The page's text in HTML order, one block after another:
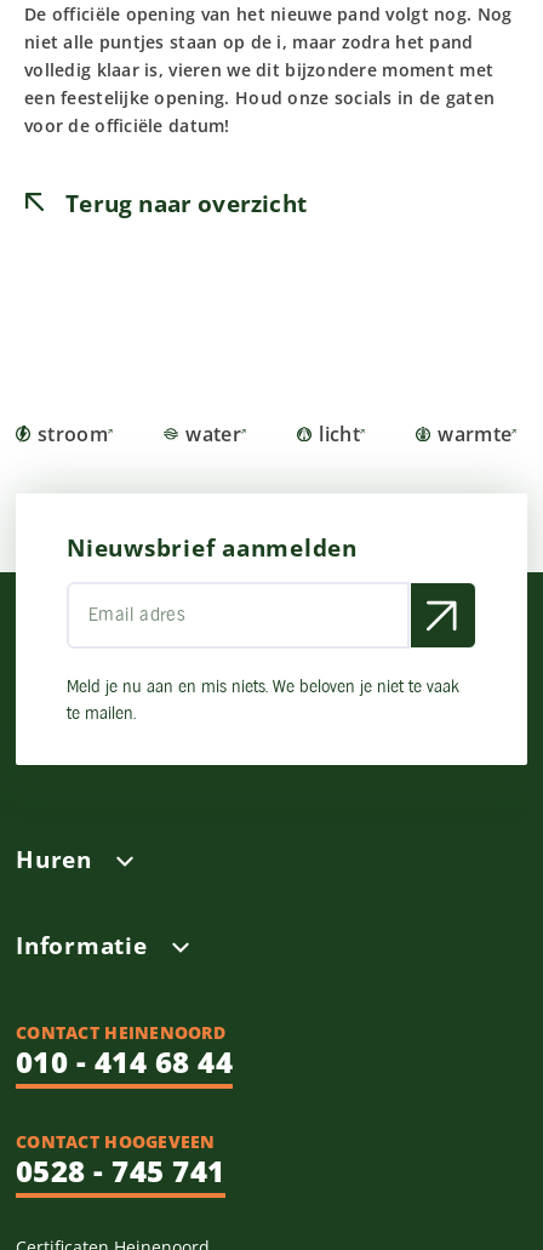
De officiële opening van het nieuwe pand volgt nog. Nog
niet alle puntjes staan op de i, maar zodra het pand
volledig klaar is, vieren we dit bijzondere moment met
een feestelijke opening. Houd onze socials in de gaten
voor de officiële datum!
Terug naar overzicht
stroom water licht warmte
Huren
Informatie
CONTACT HEINENOORD
010 - 414 68 44
CONTACT HOOGEVEEN
0528 - 745 741
Nieuwsbrief aanmelden
Meld je nu aan en mis niets. We beloven je niet te vaak
te mailen.